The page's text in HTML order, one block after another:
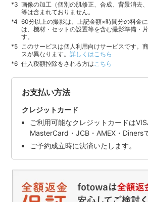
画像の加工（個別の肌修正、合成、背景消去
等は含まれておりません。
60分以上の撮影は、上記金額×時間分の料金
は、機材・セットの設置等を含む撮影準備・
す。
このサービスは個人利用向けサービスです。
スが異なります。詳しくはこちら
仕入税額控除をされる方はこちら
お支払い方法
クレジットカード
ご利用可能なクレジットカードは
MasterCard・JCB・AMEX・Diners
ご予約成立時に決済いたします。